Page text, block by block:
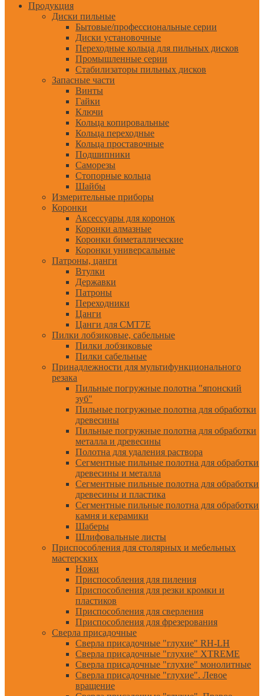
Продукция
Диски пильные
Бытовые/профессиональные серии
Диски установочные
Переходные кольца для пильных дисков
Промышленные серии
Стабилизаторы пильных дисков
Запасные части
Винты
Гайки
Ключи
Кольца копировальные
Кольца переходные
Кольца проставочные
Подшипники
Саморезы
Стопорные кольца
Шайбы
Измерительные приборы
Коронки
Аксессуары для коронок
Коронки алмазные
Коронки биметаллические
Коронки универсальные
Патроны, цанги
Втулки
Державки
Патроны
Переходники
Цанги
Цанги для CMT7E
Пилки лобзиковые, сабельные
Пилки лобзиковые
Пилки сабельные
Принадлежности для мультифункционального
резака
Пильные погружные полотна "японский
зуб"
Пильные погружные полотна для обработки
древесины
Пильные погружные полотна для обработки
металла и древесины
Полотна для удаления раствора
Сегментные пильные полотна для обработки
древесины и металла
Сегментные пильные полотна для обработки
древесины и пластика
Сегментные пильные полотна для обработки
камня и керамики
Шаберы
Шлифовальные листы
Приспособления для столярных и мебельных
мастерских
Ножи
Приспособления для пиления
Приспособления для резки кромки и
пластиков
Приспособления для сверления
Приспособления для фрезерования
Сверла присадочные
Сверла присадочные "глухие" RH-LH
Сверла присадочные "глухие" XTREME
Сверла присадочные "глухие" монолитные
Сверла присадочные "глухие". Левое
вращение